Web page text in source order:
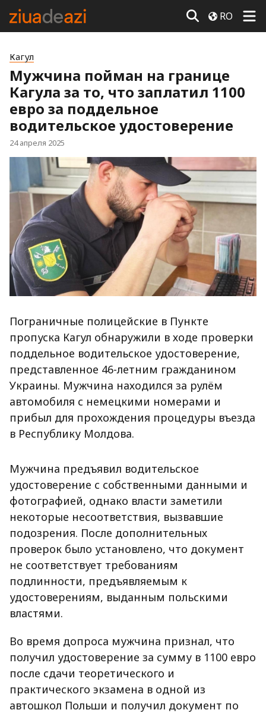
RO
Кагул
Мужчина пойман на границе
Кагула за то, что заплатил 1100
евро за поддельное
водительское удостоверение
24 апреля 2025
Пограничные полицейские в Пункте
пропуска Кагул обнаружили в ходе проверки
поддельное водительское удостоверение,
представленное 46-летним гражданином
Украины. Мужчина находился за рулём
автомобиля с немецкими номерами и
прибыл для прохождения процедуры въезда
в Республику Молдова.
Мужчина предъявил водительское
удостоверение с собственными данными и
фотографией, однако власти заметили
некоторые несоответствия, вызвавшие
подозрения. После дополнительных
проверок было установлено, что документ
не соответствует требованиям
подлинности, предъявляемым к
удостоверениям, выданным польскими
властями.
Во время допроса мужчина признал, что
получил удостоверение за сумму в 1100 евро
после сдачи теоретического и
практического экзамена в одной из
автошкол Польши и получил документ по